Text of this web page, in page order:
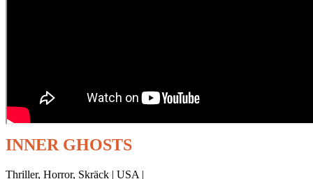
INNER GHOSTS
Thriller, Horror, Skräck | USA |